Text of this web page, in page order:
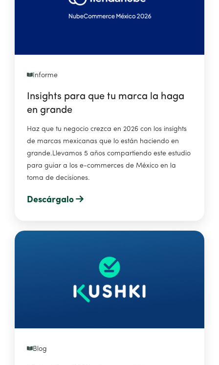
Informe
Insights para que tu marca la haga
en grande
Haz que tu negocio crezca en 2026 con los insights
de marcas mexicanas que lo están haciendo en
grande. Llevamos 5 años compartiendo este estudio
para guiar a los e-commerces de México en la
toma de decisiones.
Descárgalo
Blog